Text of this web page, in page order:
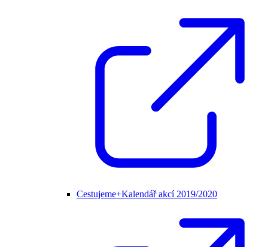
Cestujeme+Kalendář akcí 2019/2020